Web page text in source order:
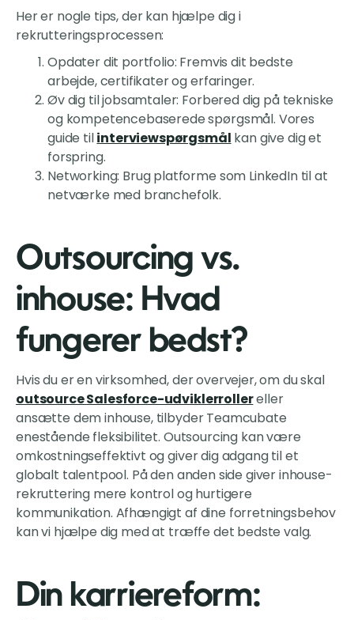
Her er nogle tips, der kan hjælpe dig i
rekrutteringsprocessen:
Opdater dit portfolio: Fremvis dit bedste
arbejde, certifikater og erfaringer.
Øv dig til jobsamtaler: Forbered dig på tekniske
og kompetencebaserede spørgsmål. Vores
guide tilinterviewspørgsmål kan give dig et
forspring.
Networking: Brug platforme som LinkedIn til at
netværke med branchefolk.
Outsourcing vs.
inhouse: Hvad
fungerer bedst?
Hvis du er en virksomhed, der overvejer, om du skal
outsource Salesforce-udviklerrollereller
ansætte dem inhouse, tilbyder Teamcubate
enestående fleksibilitet. Outsourcing kan være
omkostningseffektivt og giver dig adgang til et
globalt talentpool. På den anden side giver inhouse-
rekruttering mere kontrol og hurtigere
kommunikation. Afhængigt af dine forretningsbehov
kan vi hjælpe dig med at træffe det bedste valg.
Din karriereform: